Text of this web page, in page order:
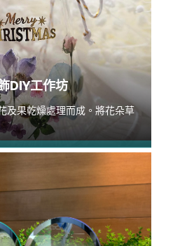
DIY工作坊
及果乾燥處理而成。將花朵草